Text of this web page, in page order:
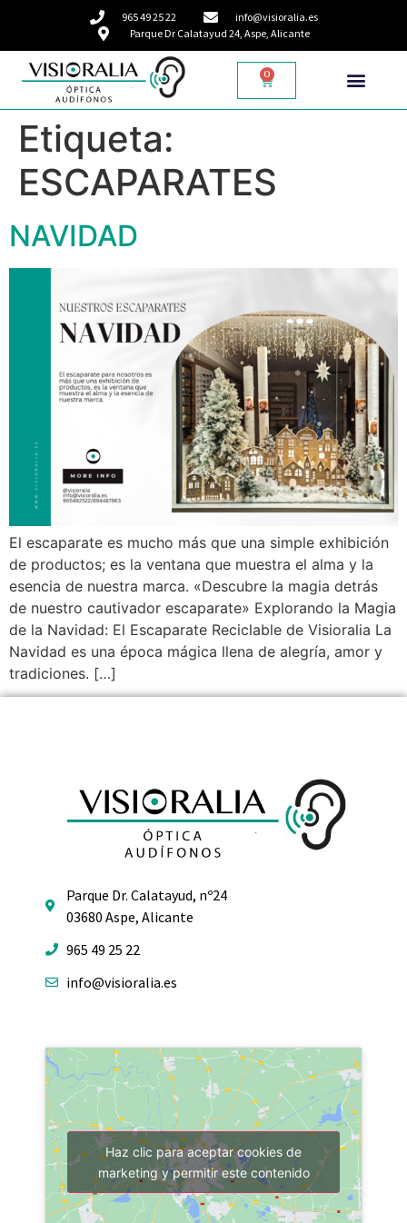
965 49 25 22
info@visioralia.es
Parque Dr Calatayud 24, Aspe, Alicante
0
Etiqueta:
ESCAPARATES
NAVIDAD
El escaparate es mucho más que una simple exhibición
de productos; es la ventana que muestra el alma y la
esencia de nuestra marca. «Descubre la magia detrás
de nuestro cautivador escaparate» Explorando la Magia
de la Navidad: El Escaparate Reciclable de Visioralia La
Navidad es una época mágica llena de alegría, amor y
tradiciones. […]
Parque Dr. Calatayud, nº24
03680 Aspe, Alicante
965 49 25 22
info@visioralia.es
Haz clic para aceptar cookies de
marketing y permitir este contenido